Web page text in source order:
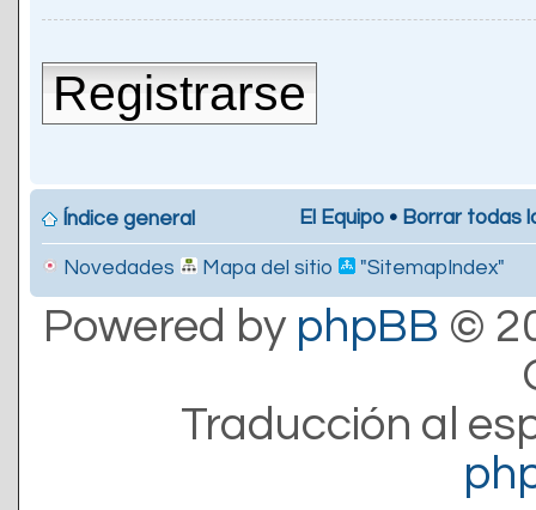
Registrarse
Índice general El Equipo • Borrar todas
Novedades Mapa del sitio "SitemapIndex"
Powered by phpBB ©
Traducción al